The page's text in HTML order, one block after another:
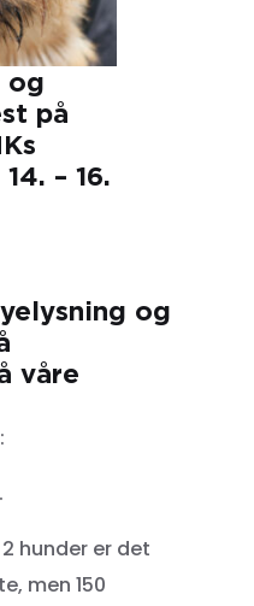
og
på
– 16.
og
våre
hunder er det
men 150